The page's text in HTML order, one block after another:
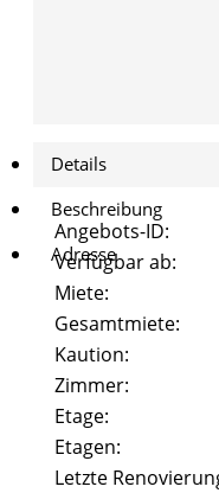
Alicenstraße 2
Alicenstraße 4
Schiffenberger
Weg 16
FAQ
Details
Beschreibung
Adresse
Angebots-ID:
Verfügbar ab:
Miete:
Gesamtmiete:
Kaution:
Zimmer:
Etage:
Etagen:
Letzte